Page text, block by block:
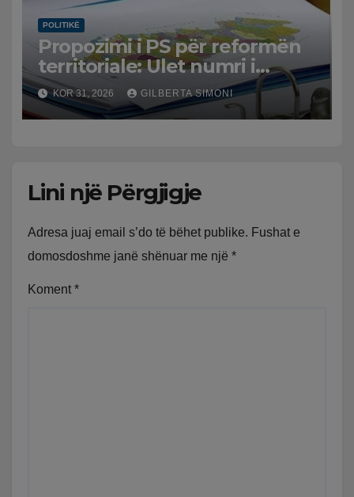
POLITIKË
Propozimi i PS për reformën
territoriale: Ulet numri i
bashkive nga 61 në 46
KOR 31, 2026 GILBERTA SIMONI
Lini një Përgjigje
Adresa juaj email s’do të bëhet publike. Fushat e
domosdoshme janë shënuar me një *
Koment *